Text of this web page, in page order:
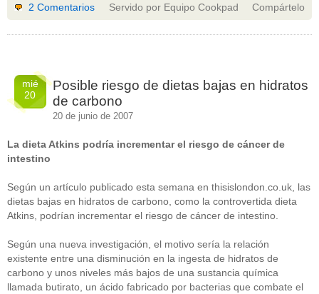
Servido por Equipo Cookpad
2 Comentarios Compártelo
mié
20
Posible riesgo de dietas bajas en hidratos
de carbono
20 de junio de 2007
La dieta Atkins podría incrementar el riesgo de cáncer de
intestino
Según un artículo publicado esta semana en thisislondon.co.uk, las
dietas bajas en hidratos de carbono, como la controvertida dieta
Atkins, podrían incrementar el riesgo de cáncer de intestino.
Según una nueva investigación, el motivo sería la relación
existente entre una disminución en la ingesta de hidratos de
carbono y unos niveles más bajos de una sustancia química
llamada butirato, un ácido fabricado por bacterias que combate el